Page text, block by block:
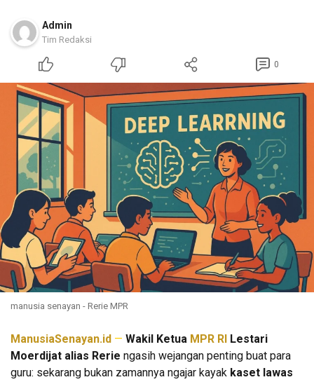
Admin
Tim Redaksi
0
manusia senayan - Rerie MPR
ManusiaSenayan.id — Wakil Ketua MPR RI Lestari
Moerdijat alias Rerie ngasih wejangan penting buat para
guru: sekarang bukan zamannya ngajar kayak kaset lawas